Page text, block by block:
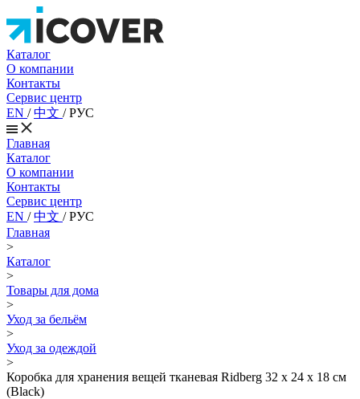
Каталог
О компании
Контакты
Сервис центр
EN /中文 /РУС
Главная
Каталог
О компании
Контакты
Сервис центр
EN /中文 /РУС
Главная
>
Каталог
>
Товары для дома
>
Уход за бельём
>
Уход за одеждой
>
Коробка для хранения вещей тканевая Ridberg 32 х 24 х 18 см
(Black)